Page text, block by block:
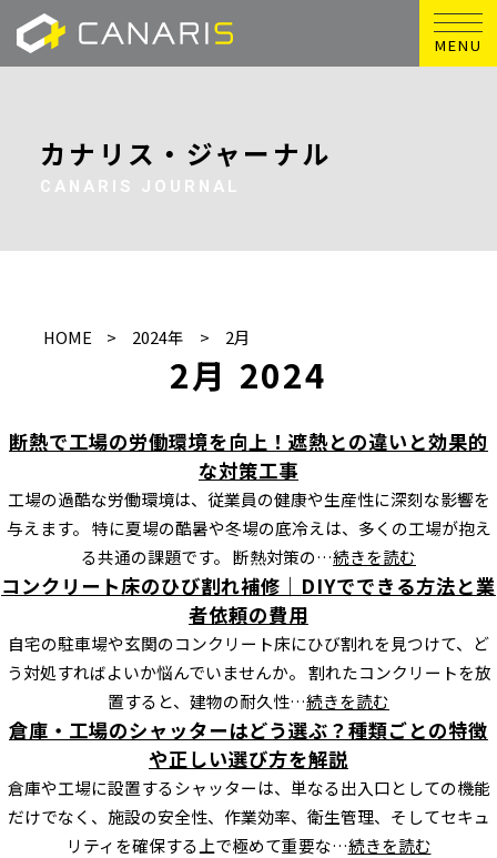
MENU
カナリス・ジャーナル
CANARIS JOURNAL
HOME 2024年 2月
2月 2024
断熱で工場の労働環境を向上！遮熱との違いと効果的
な対策工事
工場の過酷な労働環境は、従業員の健康や生産性に深刻な影響を
与えます。 特に夏場の酷暑や冬場の底冷えは、多くの工場が抱え
る共通の課題です。 断熱対策の…続きを読む
コンクリート床のひび割れ補修｜DIYでできる方法と業
者依頼の費用
自宅の駐車場や玄関のコンクリート床にひび割れを見つけて、ど
う対処すればよいか悩んでいませんか。 割れたコンクリートを放
置すると、建物の耐久性…続きを読む
倉庫・工場のシャッターはどう選ぶ？種類ごとの特徴
や正しい選び方を解説
倉庫や工場に設置するシャッターは、単なる出入口としての機能
だけでなく、施設の安全性、作業効率、衛生管理、そしてセキュ
リティを確保する上で極めて重要な…続きを読む